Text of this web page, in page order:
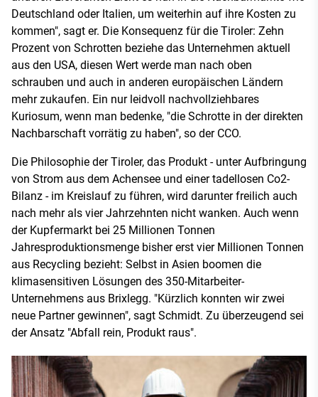
Deutschland oder Italien, um weiterhin auf ihre Kosten zu
kommen", sagt er. Die Konsequenz für die Tiroler: Zehn
Prozent von Schrotten beziehe das Unternehmen aktuell
aus den USA, diesen Wert werde man nach oben
schrauben und auch in anderen europäischen Ländern
mehr zukaufen. Ein nur leidvoll nachvollziehbares
Kuriosum, wenn man bedenke, "die Schrotte in der direkten
Nachbarschaft vorrätig zu haben", so der CCO.
Die Philosophie der Tiroler, das Produkt - unter Aufbringung
von Strom aus dem Achensee und einer tadellosen Co2-
Bilanz - im Kreislauf zu führen, wird darunter freilich auch
nach mehr als vier Jahrzehnten nicht wanken. Auch wenn
der Kupfermarkt bei 25 Millionen Tonnen
Jahresproduktionsmenge bisher erst vier Millionen Tonnen
aus Recycling bezieht: Selbst in Asien boomen die
klimasensitiven Lösungen des 350-Mitarbeiter-
Unternehmens aus Brixlegg. "Kürzlich konnten wir zwei
neue Partner gewinnen", sagt Schmidt. Zu überzeugend sei
der Ansatz "Abfall rein, Produkt raus".